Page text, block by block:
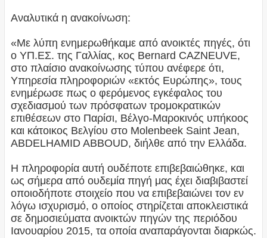
Αναλυτικά η ανακοίνωση:
«Mε λύπη ενημερωθήκαμε από ανοικτές πηγές, ότι
ο ΥΠ.ΕΣ. της Γαλλίας, κος Bernard CΑZNEUVE,
στο πλαίσιο ανακοίνωσης τύπου ανέφερε ότι,
Υπηρεσία πληροφοριών «εκτός Ευρώπης», τους
ενημέρωσε πως ο φερόμενος εγκέφαλος του
σχεδιασμού των πρόσφατων τρομοκρατικών
επιθέσεων στο Παρίσι, Βέλγο-Μαροκινός υπήκοος
και κάτοικος Βελγίου στο Molenbeek Saint Jean,
ABDELHAMID ABBOUD, διήλθε από την Ελλάδα.
Η πληροφορία αυτή ουδέποτε επιβεβαιώθηκε, και
ως σήμερα από ουδεμία πηγή μας έχει διαβιβαστεί
οποιοδήποτε στοιχείο που να επιβεβαιώνει τον εν
λόγω ισχυρισμό, ο οποίος στηρίζεται αποκλειστικά
σε δημοσιεύματα ανοικτών πηγών της περιόδου
Ιανουαρίου 2015, τα οποία αναπαράγονται διαρκώς.